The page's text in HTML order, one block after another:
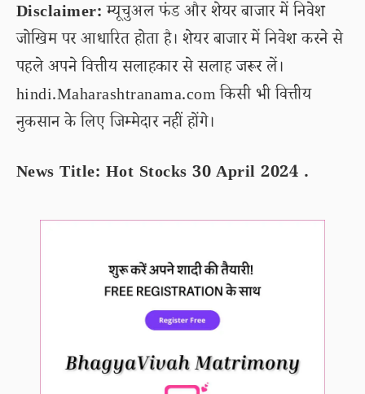
Disclaimer:म्यूचुअल फंड और शेयर बाजार में निवेश
जोखिम पर आधारित होता है। शेयर बाजार में निवेश करने से
पहले अपने वित्तीय सलाहकार से सलाह जरूर लें।
hindi.Maharashtranama.com किसी भी वित्तीय
नुकसान के लिए जिम्मेदार नहीं होंगे।
News Title: Hot Stocks 30 April 2024 .